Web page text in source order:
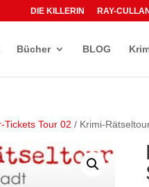
DIE KILLERIN RAY-
Bücher BLOG
Tickets Tour 02 / Krimi-